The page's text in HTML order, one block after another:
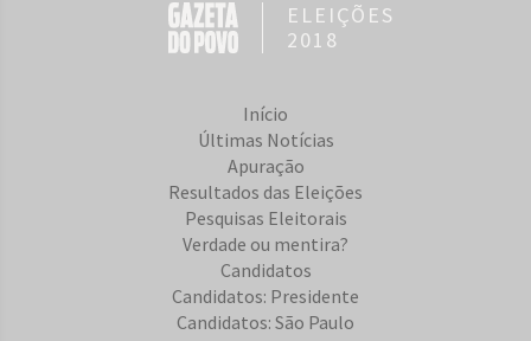
ELEIÇÕES
2018
Início
Últimas Notícias
Apuração
Resultados das Eleições
Pesquisas Eleitorais
Verdade ou mentira?
Candidatos
Candidatos: Presidente
Candidatos: São Paulo